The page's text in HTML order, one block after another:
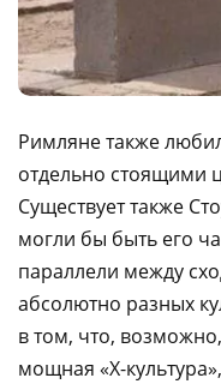
Римляне также
отдельно стоящими
Существует также
могли бы быть его
параллели между
абсолютно разных
в том, что,
мощная «Х-